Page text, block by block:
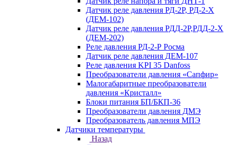
Датчик реле давления РД-2Р, РД-2-Х
(ДЕМ-102)
Датчик реле давления РДД-2Р,РДД-2-Х
(ДЕМ-202)
Реле давления РД-2-Р Росма
Датчик реле давления ДЕМ-107
Реле давления KPI 35 Danfoss
Преобразователи давления «Сапфир»
Малогабаритные преобразователи
давления «Кристалл»
Блоки питания БП/БКП-36
Преобразователи давления ДМЭ
Преобразователь давления МПЭ
Датчики температуры
Назад